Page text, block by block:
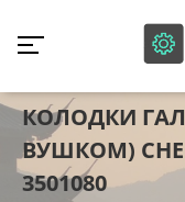
КОЛОДКИ
ВУШКОМ)
3501080